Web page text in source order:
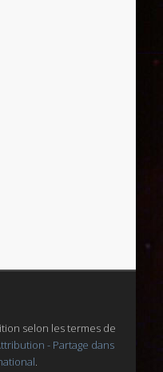
selon les termes de
- Partage dans
.